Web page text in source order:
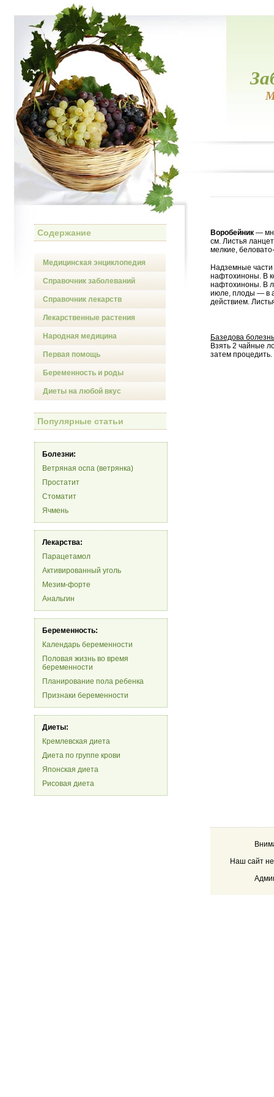
Содержание
Медицинская энциклопедия
Справочник заболеваний
Справочник лекарств
Лекарственные растения
Народная медицина
Первая помощь
Беременность и роды
Диеты на любой вкус
Популярные статьи
Болезни:
Ветряная оспа (ветрянка)
Простатит
Стоматит
Ячмень
Лекарства:
Парацетамол
Активированный уголь
Мезим-форте
Анальгин
Беременность:
Календарь беременности
Половая жизнь во время
беременности
Планирование пола ребенка
Признаки беременности
Диеты:
Кремлевская диета
Диета по группе крови
Японская диета
Рисовая диета
Воробейник —
см. Листья
мелкие,
Надземные
нафтохиноны. В
нафтохиноны. В
июле, плоды — в
действием.
Базедова
Взять 2 чайные
затем
Наш сайт